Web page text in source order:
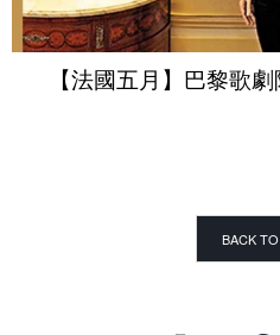
【法國五月】巴黎歌
BACK